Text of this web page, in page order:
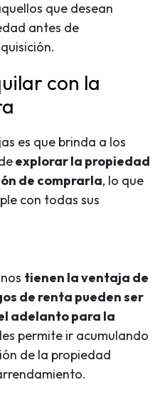
que desean
antes de
con la
es que brinda a los
explorar la propiedad
de comprarla, lo que
con todas sus
tienen la ventaja de
de renta pueden ser
adelanto para la
permite ir acumulando
de la propiedad